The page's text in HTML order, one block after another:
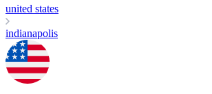
united states
indianapolis